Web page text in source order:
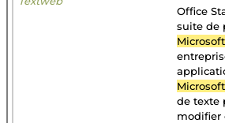
Office
suite de
Microsoft
Microsoft
de texte
modifier